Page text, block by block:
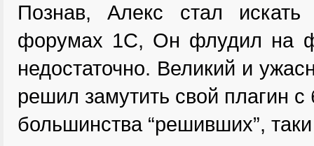
Познав, Алекс стал
форумах 1С, Он флудил на
недостаточно. Великий и
решил замутить свой плагин
большинства “решивших”,